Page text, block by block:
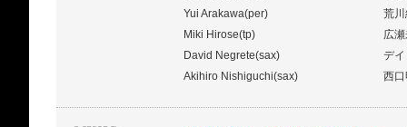
Yui Arakawa(per)
荒
Miki Hirose(tp)
広
David Negrete(sax)
デ
Akihiro Nishiguchi(sax)
西